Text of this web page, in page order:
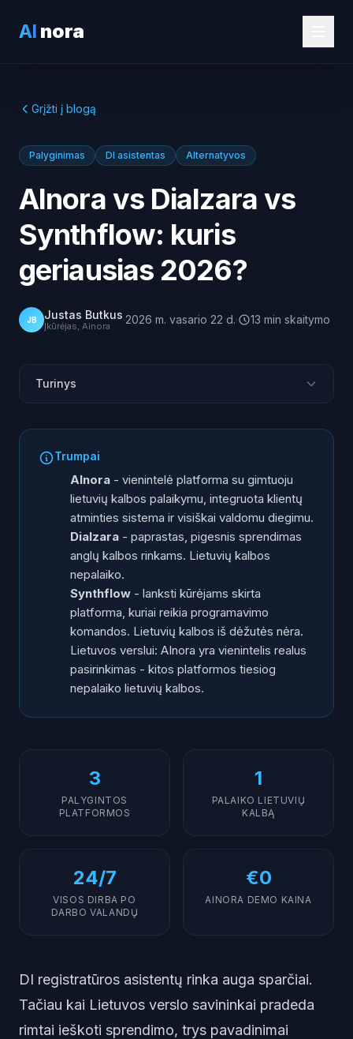
AI nora
Grįžti į blogą
Palyginimas DI asistentas Alternatyvos
AInora vs Dialzara vs
Synthflow: kuris
geriausias 2026?
JB Justas Butkus
Įkūrėjas, Ainora ·2026 m. vasario 22 d.· 13 min skaitymo
Turinys
Kalbų palaikymas: esminis kriterijus Lietuvos verslui
Gaunamų ir išeinančių skambučių galimybės
CRM integracija ir darbo automatizavimas
Klientų atmintis ir personalizavimas
Balso kokybė ir pokalbio natūralumas
Diegimo laikas ir paprastumas
Pilna funkcijų palyginimo lentelė
Kurią platformą rinktis?
Trumpai
AInora - vienintelė platforma su gimtuoju
lietuvių kalbos palaikymu, integruota klientų
atminties sistema ir visiškai valdomu diegimu.
Dialzara - paprastas, pigesnis sprendimas
anglų kalbos rinkams. Lietuvių kalbos
nepalaiko.
Synthflow - lanksti kūrėjams skirta
platforma, kuriai reikia programavimo
komandos. Lietuvių kalbos iš dėžutės nėra.
Lietuvos verslui: AInora yra vienintelis realus
pasirinkimas - kitos platformos tiesiog
nepalaiko lietuvių kalbos.
3
PALYGINTOS
PLATFORMOS
1
PALAIKO LIETUVIŲ
KALBĄ
24/7
VISOS DIRBA PO
DARBO VALANDŲ
€0
AINORA DEMO KAINA
DI registratūros asistentų rinka auga sparčiai.
Tačiau kai Lietuvos verslo savininkai pradeda
rimtai ieškoti sprendimo, trys pavadinimai